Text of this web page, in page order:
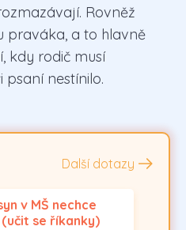
Rovněž
praváka, a to hlavně
kdy rodič musí
psaní nestínilo.
Další dotazy
v MŠ nechce
se říkanky)